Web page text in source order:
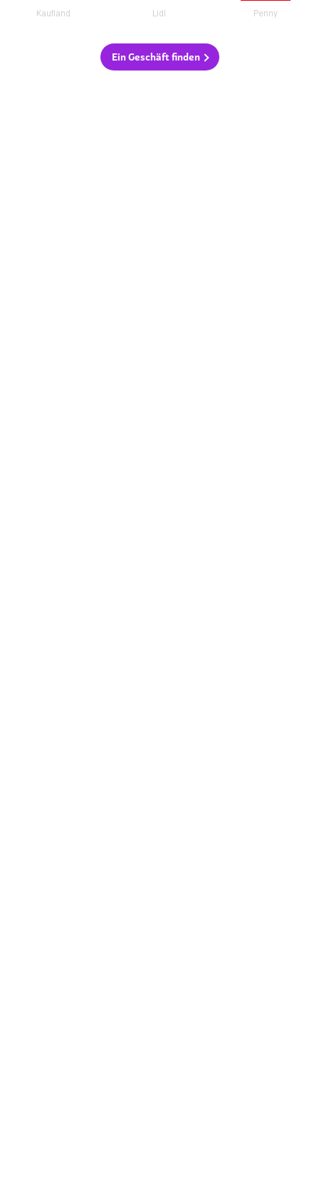
Kaufland Lidl Penny
Ein Geschäft finden